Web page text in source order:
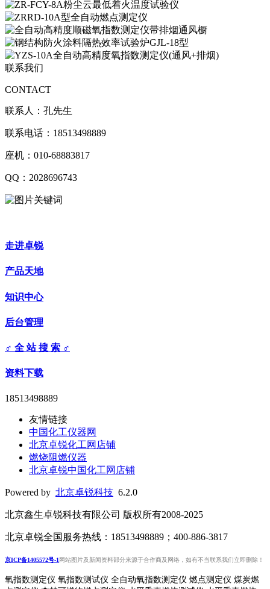
联系我们
CONTACT
联系人：孔先生
联系电话：18513498889
座机：010-68883817
QQ：2028696743
走进卓锐
产品天地
知识中心
后台管理
♂ 全 站 搜 索 ♂
资料下载
18513498889
友情链接
中国化工仪器网
北京卓锐化工网店铺
燃烧阻燃仪器
北京卓锐中国化工网店铺
Powered by 北京卓锐科技 6.2.0
北京鑫生卓锐科技有限公司 版权所有2008-2025
北京卓锐全国服务热线：18513498889；400-886-3817
京ICP备1405572号-1网站图片及新闻资料部分来源于合作商及网络，如有不当联系我们立即删除！
氧指数测定仪 氧指数测试仪 全自动氧指数测定仪 燃点测定仪 煤炭燃